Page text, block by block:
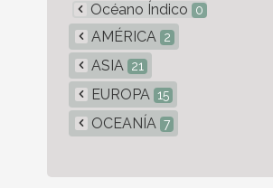
Océano Índico 0
AMÉRICA 2
ASIA 21
EUROPA 15
OCEANÍA 7